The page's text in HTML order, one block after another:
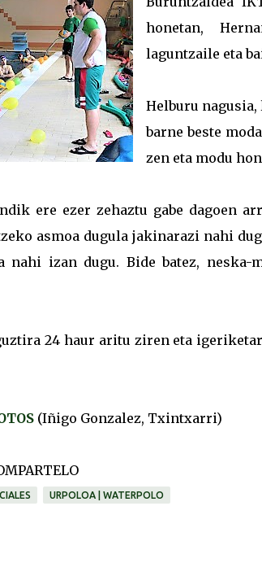
honetan,
laguntzaile eta
Helburu
barne beste
zen eta modu
ere ezer zehaztu gabe dagoen
asmoa dugula jakinarazi nahi
nahi izan dugu. Bide batez,
24 haur aritu ziren eta
(Iñigo Gonzalez, Txintxarri)
URPOLOA | WATERPOLO